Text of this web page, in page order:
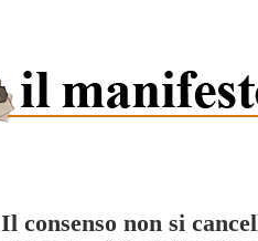
Il consenso non si